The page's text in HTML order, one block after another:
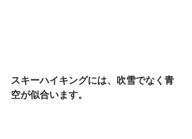
スキーハイキングには、吹雪でなく青
空が似合います。